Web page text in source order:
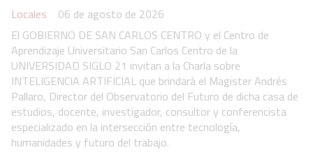
Locales
06 de agosto de 2026
El GOBIERNO DE SAN CARLOS CENTRO y el Centro de
Aprendizaje Universitario San Carlos Centro de la
UNIVERSIDAD SIGLO 21 invitan a la Charla sobre
INTELIGENCIA ARTIFICIAL que brindará el Magister Andrés
Pallaro, Director del Observatorio del Futuro de dicha casa de
estudios, docente, investigador, consultor y conferencista
especializado en la intersección entre tecnología,
humanidades y futuro del trabajo.